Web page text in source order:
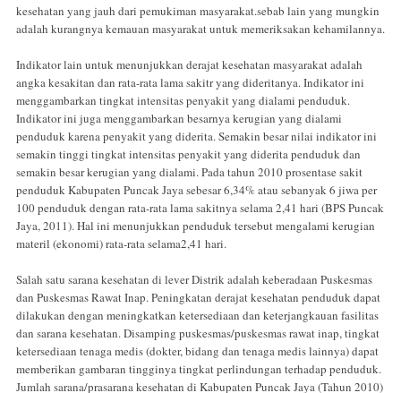
kesehatan yang jauh dari pemukiman masyarakat.sebab lain yang mungkin
adalah kurangnya kemauan masyarakat untuk memeriksakan kehamilannya.
Indikator lain untuk menunjukkan derajat kesehatan masyarakat adalah
angka kesakitan dan rata-rata lama sakitr yang dideritanya. Indikator ini
menggambarkan tingkat intensitas penyakit yang dialami penduduk.
Indikator ini juga menggambarkan besarnya kerugian yang dialami
penduduk karena penyakit yang diderita. Semakin besar nilai indikator ini
semakin tinggi tingkat intensitas penyakit yang diderita penduduk dan
semakin besar kerugian yang dialami. Pada tahun 2010 prosentase sakit
penduduk Kabupaten Puncak Jaya sebesar 6,34% atau sebanyak 6 jiwa per
100 penduduk dengan rata-rata lama sakitnya selama 2,41 hari (BPS Puncak
Jaya, 2011). Hal ini menunjukkan penduduk tersebut mengalami kerugian
materil (ekonomi) rata-rata selama2,41 hari.
Salah satu sarana kesehatan di lever Distrik adalah keberadaan Puskesmas
dan Puskesmas Rawat Inap. Peningkatan derajat kesehatan penduduk dapat
dilakukan dengan meningkatkan ketersediaan dan keterjangkauan fasilitas
dan sarana kesehatan. Disamping puskesmas/puskesmas rawat inap, tingkat
ketersediaan tenaga medis (dokter, bidang dan tenaga medis lainnya) dapat
memberikan gambaran tingginya tingkat perlindungan terhadap penduduk.
Jumlah sarana/prasarana kesehatan di Kabupaten Puncak Jaya (Tahun 2010)